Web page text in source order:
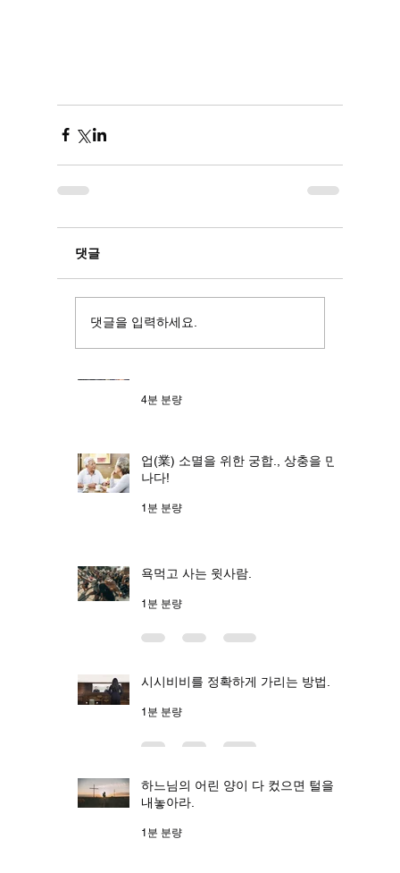
저승 보따리 - 사주의
사람이 사
1분 분량
[편관] - 권력과 명예를 추구하는 십
4분 분량
업(業) 소멸을 위한 궁합., 상충을 만
나다!
1분 분량
욕먹고 사는 윗사람.
1분 분량
시시비비를 정확하게 가리는 방법.
1분 분량
하느님의 어린 양이 다 컸으면 털을
내놓아라.
1분 분량
댓글
댓글을 입력하세요.